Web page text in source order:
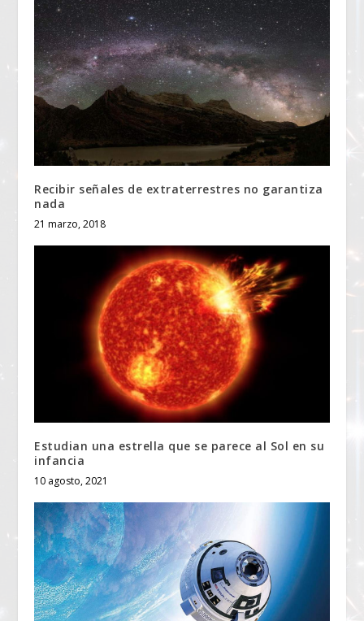
Recibir señales de extraterrestres no garantiza
nada
21 marzo, 2018
Estudian una estrella que se parece al Sol en su
infancia
10 agosto, 2021